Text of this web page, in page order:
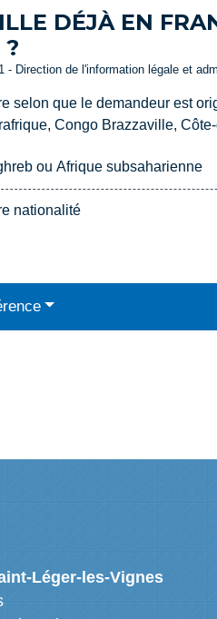
DÉJÀ EN
?
- Direction de l'information légale et
selon que le demandeur est
Congo Brazzaville,
ou Afrique subsaharienne
nationalité
Léger-les-Vignes